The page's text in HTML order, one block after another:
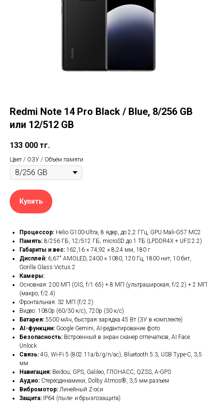
Redmi Note 14 Pro Black / Blue, 8/256 GB
или 12/512 GB
133 000 тг.
Цвет / ОЗУ / Объём памяти
Купить
Процессор: Helio G100-Ultra, 8 ядер, до 2,2 ГГц, GPU Mali-G57 MC2
Память: 8/256 ГБ, 12/512 ГБ, microSD до 1 ТБ (LPDDR4X + UFS 2.2)
Габариты и вес: 162,16 × 74,92 × 8,24 мм, 180 г
Дисплей: 6,67" AMOLED, 2400 × 1080, 120 Гц, 1800 нит, 10 бит,
Gorilla Glass Victus 2
Камеры:
Основная: 200 МП (OIS, f/1.65) + 8 МП (ультраширокая, f/2.2) + 2 МП
(макро, f/2.4)
Фронтальная: 32 МП (f/2.2)
Видео: 1080p (60/30 к/с), 720p (30 к/с)
Батарея: 5500 мАч, быстрая зарядка 45 Вт (ЗУ в комплекте)
AI-функции: Google Gemini, AI-редактирование фото
Безопасность: Встроенный в экран сканер отпечатков, AI Face
Unlock
Связь: 4G, Wi-Fi 5 (802.11a/b/g/n/ac), Bluetooth 5.3, USB Type-C, 3,5
мм
Навигация: Beidou, GPS, Galileo, ГЛОНАСС, QZSS, A-GPS
Аудио: Стереодинамики, Dolby Atmos®, 3,5 мм разъем
Вибромотор: Линейный Z-оси
Защита: IP64 (пыле- и брызгозащита)